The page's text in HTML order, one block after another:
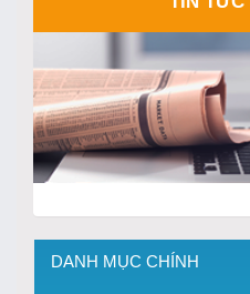
DANH MỤC CHÍNH